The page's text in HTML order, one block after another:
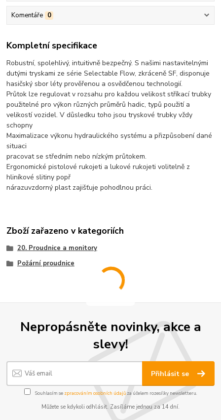
Komentáře 0
Kompletní specifikace
Robustní, spolehlivý, intuitivně bezpečný. S našimi nastavitelnými
dutými tryskami ze série Selectable Flow, zkráceně SF, disponuje
hasičský sbor léty prověřenou a osvědčenou technologií.
Průtok lze regulovat v rozsahu pro každou velikost stříkací trubky
použitelné pro výkon různých průměrů hadic, typů použití a
velikostí vozidel. V důsledku toho jsou tryskové trubky vždy
schopny
Maximalizace výkonu hydraulického systému a přizpůsobení dané
situaci
pracovat se středním nebo nízkým průtokem.
Ergonomické pistolové rukojeti a lukové rukojeti volitelně z
hliníkové slitiny popř
nárazuvzdorný plast zajišťuje pohodlnou práci.
Zboží zařazeno v kategoriích
20. Proudnice a monitory
Požární proudnice
Nepropásněte novinky, akce a
slevy!
Přihlásit se
Souhlasím se zpracováním osobních údajůza účelem rozesílky newsletteru.
Můžete se kdykoli odhlásit. Zasíláme jednou za 14 dní.